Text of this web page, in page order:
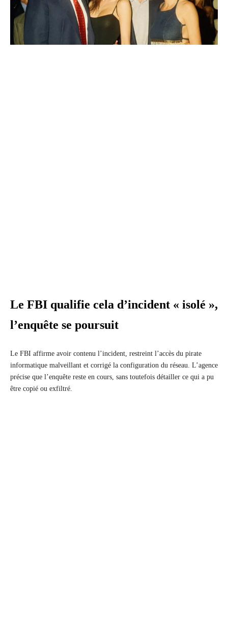
Le FBI qualifie cela d’incident « isolé »,
l’enquête se poursuit
Le FBI affirme avoir contenu l’incident, restreint l’accès du pirate
informatique malveillant et corrigé la configuration du réseau. L’agence
précise que l’enquête reste en cours, sans toutefois détailler ce qui a pu
être copié ou exfiltré.